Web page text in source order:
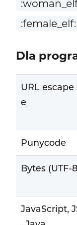
:female_elf:
Dla
URL escape
e
Punycode
Bytes (UTF-
JavaScript,